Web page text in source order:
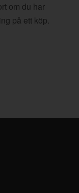
om du har
på ett köp.